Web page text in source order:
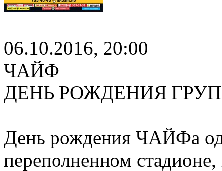
06.10.2016, 20:00
ЧАЙФ
ДЕНЬ РОЖДЕНИЯ
День рождения ЧАЙФа
переполненном